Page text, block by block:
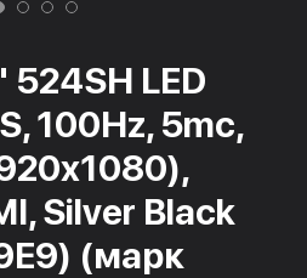
524SH LED
100Hz, 5mc,
Silver Black
(марк